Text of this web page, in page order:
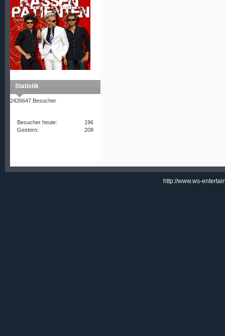
Statistik
2426647 Besucher
Besucher heute:
196
Gestern:
208
http://www.ws-